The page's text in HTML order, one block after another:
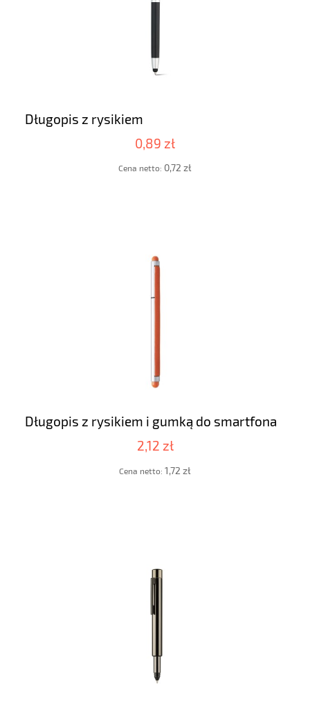
Długopis z rysikiem
0,89 zł
Cena netto: 0,72 zł
Długopis z rysikiem i gumką do smartfona
2,12 zł
Cena netto: 1,72 zł